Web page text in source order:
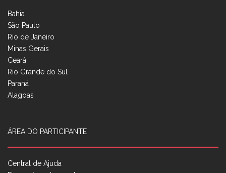
Bahia
São Paulo
Rio de Janeiro
Minas Gerais
Ceará
Rio Grande do Sul
Paraná
Alagoas
ÁREA DO PARTICIPANTE
Central de Ajuda